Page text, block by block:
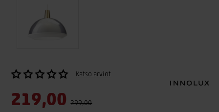
Katso arviot
219,00 299,00